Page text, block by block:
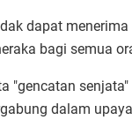
dapat
bagi semua
"gencatan
dalam